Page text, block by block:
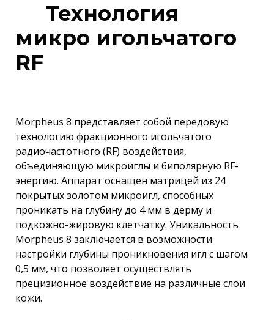
Технология
микро игольчатого
RF
Morpheus 8 представляет собой передовую
технологию фракционного игольчатого
радиочастотного (RF) воздействия,
объединяющую микроиглы и биполярную RF-
энергию. Аппарат оснащен матрицей из 24
покрытых золотом микроигл, способных
проникать на глубину до 4 мм в дерму и
подкожно-жировую клетчатку. Уникальность
Morpheus 8 заключается в возможности
настройки глубины проникновения игл с шагом
0,5 мм, что позволяет осуществлять
прецизионное воздействие на различные слои
кожи.